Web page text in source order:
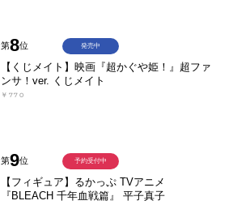
第8位
【くじメイト】映画『超かぐや姫！』超ファ
ンサ！ver. くじメイト
￥770
発売中
第9位
【フィギュア】るかっぷ TVアニメ
『BLEACH 千年血戦篇』 平子真子
予約受付中